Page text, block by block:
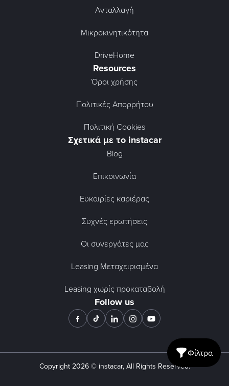
Open mobile
Φίλτρα
Ανταλλαγή
Μικροκινητικότητα
DriveHome
Resources
Όροι χρήσης
Πολιτικές Απορρήτου
Πολιτική Cookies
Σχετικά με το instacar
Blog
Επικοινωνία
Ευκαιρίες καριέρας
Συχνές ερωτήσεις
Οι συνεργάτες μας
Leasing Μεταχειρισμένα
Leasing χωρίς προκαταβολή
Follow us
Copyright 2026© instacar, All Rights Reserved.